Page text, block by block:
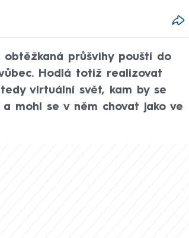
obtěžkaná průšvihy pouští do
Hodlá totiž realizovat
virtuální svět, kam by se
mohl se v něm chovat jako ve